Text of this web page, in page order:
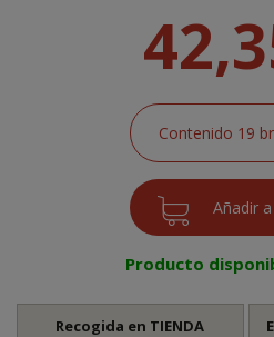
Producto
Recogida en TIENDA